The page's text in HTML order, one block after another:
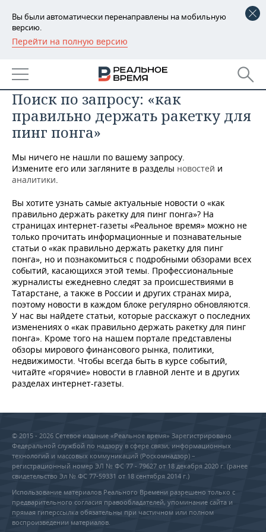
Вы были автоматически перенаправлены на мобильную
версию.
Перейти на полную версию
РЕГИОНЫ
БАШКОРТОСТАН
ТАТАРСТАН
УДМУРТИЯ
НОВОСТИ
АНАЛИТИКА
НОВОСТИ АНАЛИТИКИ
ДЕКЛАРАЦИИ О ДОХОДАХ
КОРОЛИ ГОСЗАКАЗА ПФО
ВУЗЫ ТАТАРСТАНА
КОМУ ПРИНАДЛЕЖАТ
ТОРГОВЫЕ ЦЕНТРЫ
ТАТАРСТАНА
ЭКОНОМИКА
НОВОСТИ ЭКОНОМИКИ
ФИНАНСЫ
БАНКИ
БЮДЖЕТ
ИНВЕСТИЦИИ
ПРОМЫШЛЕННОСТЬ
НОВОСТИ
АГРОПРОМ
МАШИНОСТРОЕНИЕ
НЕФТЕХИМИЯ
НЕФТЬ
ОПК
ЭНЕРГЕТИКА
НЕДВИЖИМОСТЬ
НОВОСТИ НЕДВИЖИМОСТИ
АВТО
НОВОСТИ АВТО
БИЗНЕС
НОВОСТИ БИЗНЕСА
РОЗНИЧНАЯ ТОРГОВЛЯ
ТРАНСПОРТ
УСЛУГИ
ТЕХНОЛОГИИ
НОВОСТИ ТЕХНОЛОГИЙ
IT
МЕДИА
ТЕЛЕКОММУНИКАЦИИ
МЕРОПРИЯТИЯ
НОВОСТИ МЕРОПРИЯТИЙ
ВЫЕЗДНАЯ РЕДАКЦИЯ
БИЗНЕС-БРАНЧИ
СПОРТ
НОВОСТИ СПОРТА
ФУТБОЛ
ВОЛЕЙБОЛ
КИБЕРСПОРТ
ФИГУРНОЕ КАТАНИЕ
ОБЩЕСТВО
НОВОСТИ ОБЩЕСТВА
ИСТОРИЯ
КУЛЬТУРА
МЕДИЦИНА
ФОТОГАЛЕРЕЯ
СПИСОК ПЕРСОН
СПИСОК КОМПАНИЙ
ПОЛНАЯ ВЕРСИЯ
Поиск по запросу: «как
правильно держать ракетку для
пинг понга»
Мы ничего не нашли по вашему запросу.
Измените его или загляните в разделы новостей и
аналитики.
Вы хотите узнать самые актуальные новости о «как
правильно держать ракетку для пинг понга»? На
страницах интернет-газеты «Реальное время» можно не
только прочитать информационные и познавательные
статьи о «как правильно держать ракетку для пинг
понга», но и познакомиться с подробными обзорами всех
событий, касающихся этой темы. Профессиональные
журналисты ежедневно следят за происшествиями в
Татарстане, а также в России и других странах мира,
поэтому новости в каждом блоке регулярно обновляются.
У нас вы найдете статьи, которые расскажут о последних
изменениях о «как правильно держать ракетку для пинг
понга». Кроме того на нашем портале представлены
обзоры мирового финансового рынка, политики,
недвижимости. Чтобы всегда быть в курсе событий,
читайте «горячие» новости в главной ленте и в других
разделах интернет-газеты.
© 2015 - 2026 Сетевое издание «Реальное время» Зарегистрировано
Федеральной службой по надзору в сфере связи, информационных
технологий и массовых коммуникаций (Роскомнадзор) –
регистрационный номер ЭЛ № ФС 77 - 79627 от 18 декабря 2020 г. (ранее
свидетельство Эл № ФС 77-59331 от 18 сентября 2014 г.)
Использование материалов Реального Времени разрешено только с
предварительного согласия правообладателей, упоминание сайта и
прямая гиперссылка обязательны при частичном или полном
воспроизведении материалов.